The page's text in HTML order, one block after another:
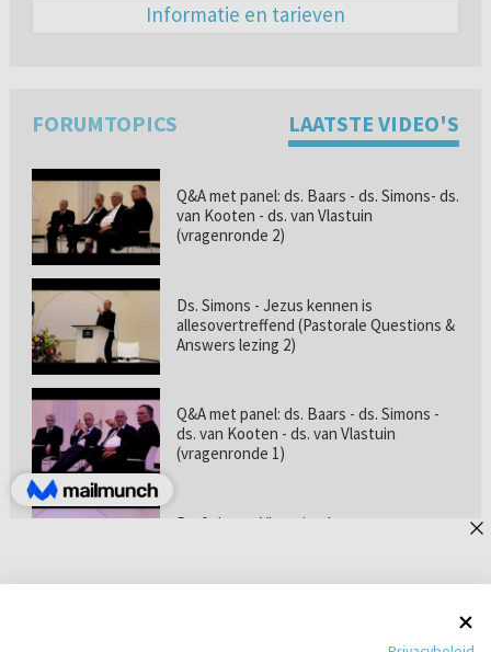
Informatie en tarieven
FORUMTOPICS LAATSTE VIDEO'S
Q&A met panel: ds. Baars - ds. Simons- ds.
van Kooten - ds. van Vlastuin
(vragenronde 2)
Ds. Simons - Jezus kennen is
allesovertreffend (Pastorale Questions &
Answers lezing 2)
Q&A met panel: ds. Baars - ds. Simons -
ds. van Kooten - ds. van Vlastuin
(vragenronde 1)
Prof. dr. van Vlastuin - Is